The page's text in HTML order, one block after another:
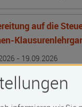
auf die
- 19.09.2026